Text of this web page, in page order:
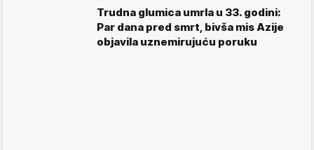
Trudna glumica umrla u 33. godini:
Par dana pred smrt, bivša mis Azije
objavila uznemirujuću poruku